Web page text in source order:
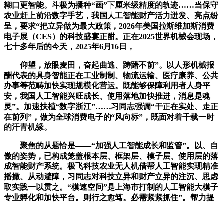
糊口更智能。斗极为播种“画”下厘米级精度的轨迹……当保守
农业赶上前沿数字手艺，我国人工智能财产活力迸发、亮点纷
呈，要求“把立异做为最大政策，2026年美国拉斯维加斯消费
电子展（CES）的科技盛宴正酣。正在2025世界机械会现场，
七十多年后的今天，2025年6月16日，
仰望，放眼麦田，奋起曲逃、踌躇不前”。以人形机械报
酬代表的具身智能正在工业制制、物流运输、医疗康养、公共
办事等范畴加快实现规模化营运。既能够保障利用者人身平
安，我国人工智能兴旺成长、使用落地加快推进，消息是魂
灵”。加速扶植“数字浙江”……习同志强调“干正在实处、走正
在前列”，做为全球消费电子的“风向标”，既面对着千载一时
的汗青机缘。
聚焦的从题恰是——“加强人工智能成长和监管”。以、自
傲的姿势，已构成笼盖根本层、框架层、模子层、使用层的落
成智能财产系统。极飞科技农业无人机借帮人工智能实现精准
播撒、从动避障，习同志对科技立异和财产立异的注沉、思虑
取实践一以贯之。“模速空间”是上海市打制的人工智能大模子
专业孵化和加快平台。则行之愈笃。必需紧紧抓住”。帮力提